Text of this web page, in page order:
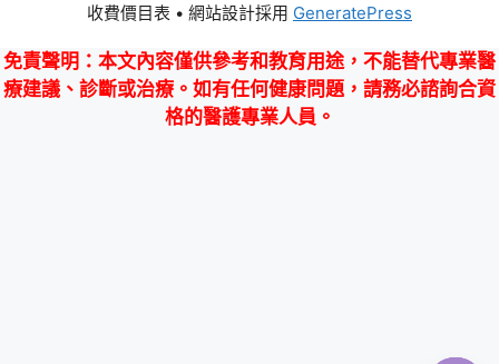
收費價目表 • 網站設計採用 GeneratePress
免責聲明 ：本文內容僅供參考和教育用途，不能替代專業醫
療建議、診斷或治療。如有任何健康問題，請務必諮詢合資
格的醫護專業人員。